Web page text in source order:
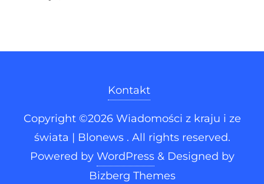
Kontakt
Copyright ©2026 Wiadomości z kraju i ze
świata | Blonews . All rights reserved.
Powered by WordPress & Designed by
Bizberg Themes